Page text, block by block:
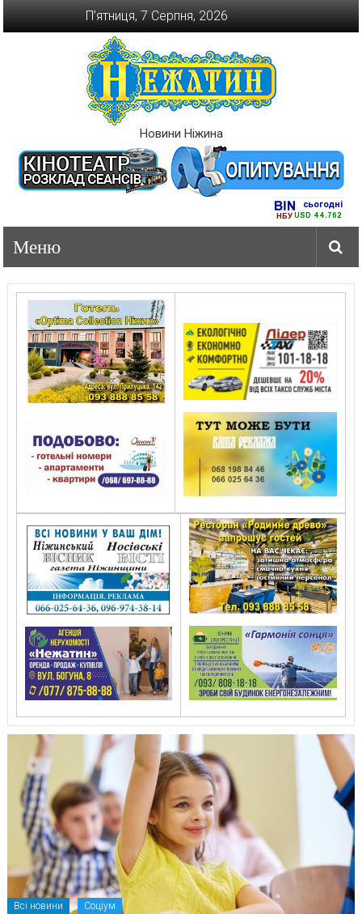
П’ятниця, 7 Серпня, 2026
Новини Ніжина
Всі новини Соціум